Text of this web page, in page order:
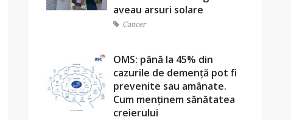
aveau arsuri solare
Cancer
OMS: până la 45% din
cazurile de demență pot fi
prevenite sau amânate.
Cum menținem sănătatea
creierului